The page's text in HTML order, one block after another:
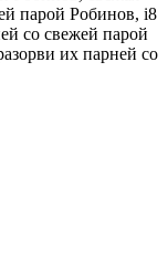
парой Робинов, i8
со свежей парой
их парней со